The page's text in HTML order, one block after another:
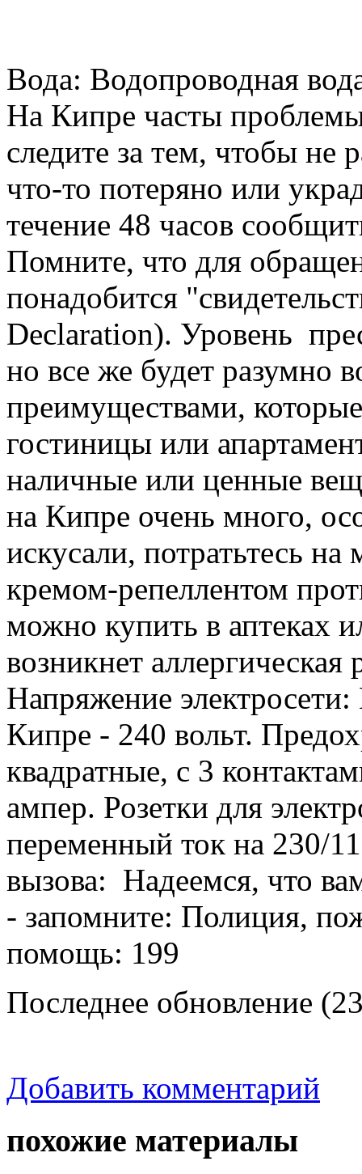
Вода: Водопроводная
На Кипре часты
следите за тем, чтобы не
что-то потеряно или
течение 48 часов
Помните, что для
понадобится
Declaration). Уровень
но все же будет разумно
преимуществами,
гостиницы или
наличные или ценные
на Кипре очень много,
искусали, потратьтесь
кремом-репеллентом
можно купить в аптеках
возникнет аллергическая
Напряжение
Кипре - 240 вольт.
квадратные, с 3
ампер. Розетки для
переменный ток на 230/
вызова: Надеемся, что
- запомните: Полиция,
помощь: 199
Последнее обновление
Добавить комментарий
похожие материалы